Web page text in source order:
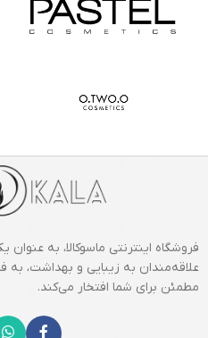
فروشگاه اینترنتی ماسوکالا، به
علاقه‌مندان به زیبایی و بهداشت، به
مطمئن برای شما افتخار می‌کند.